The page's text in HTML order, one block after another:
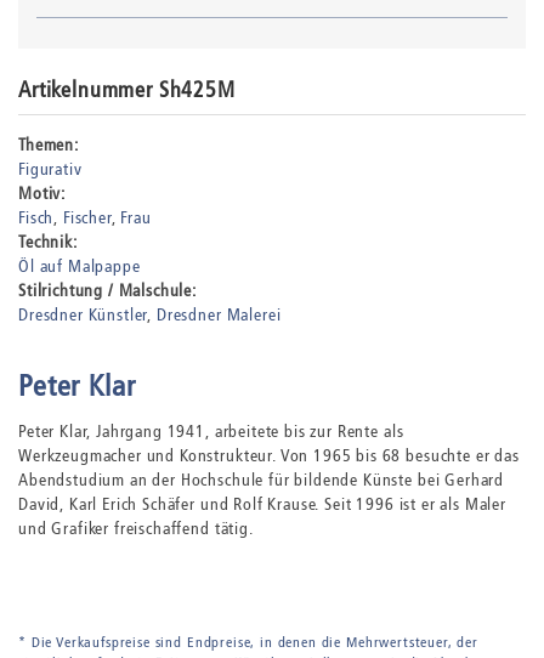
Artikelnummer Sh425M
Themen:
Figurativ
Motiv:
Fisch
Fischer Frau
Technik:
Öl auf Malpappe
Stilrichtung / Malschule:
Dresdner Künstler Dresdner Malerei
Peter Klar
Peter Klar, Jahrgang 1941, arbeitete bis zur Rente als
Werkzeugmacher und Konstrukteur. Von 1965 bis 68 besuchte er das
Abendstudium an der Hochschule für bildende Künste bei Gerhard
David, Karl Erich Schäfer und Rolf Krause. Seit 1996 ist er als Maler
und Grafiker freischaffend tätig.
* Die Verkaufspreise sind Endpreise, in denen die Mehrwertsteuer, der